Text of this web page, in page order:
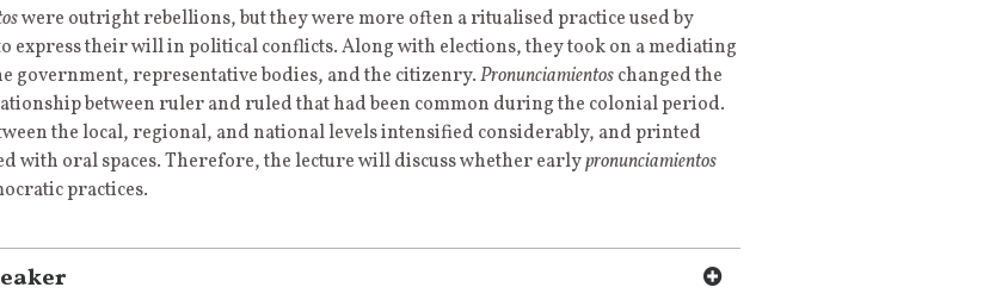
were outright rebellions, but they were more often a ritualised practice used by
express their will in political conflicts. Along with elections, they took on a mediating
government, representative bodies, and the citizenry.Pronunciamientoschanged the
between ruler and ruled that had been common during the colonial period.
the local, regional, and national levels intensified considerably, and printed
with oral spaces. Therefore, the lecture will discuss whether earlypronunciamientos
practices.